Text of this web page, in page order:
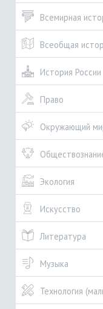
Всемирная
Всеобщая
История России
Право
Окружающий
Экология
Искусство
Литература
Музыка
Технология